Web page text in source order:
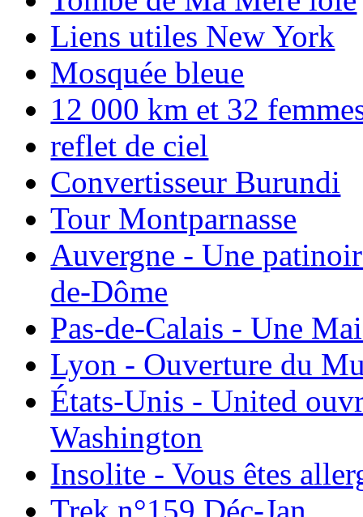
Liens utiles New York
Mosquée bleue
12 000 km et 32
reflet de ciel
Convertisseur Burundi
Tour Montparnasse
Auvergne - Une
de-Dôme
Pas-de-Calais - Une
Lyon - Ouverture du
États-Unis - United
Washington
Insolite - Vous êtes
Trek n°159 Déc-Jan